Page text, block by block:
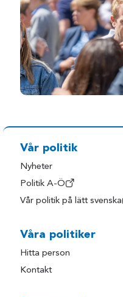
Vår politik
Nyheter
Politik A-Ö
Vår politik på lätt svenska
Våra politiker
Hitta person
Kontakt